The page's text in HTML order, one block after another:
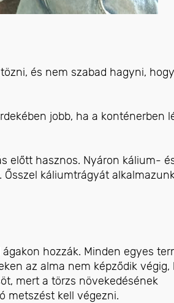
és nem szabad hagyni, hogy
jobb, ha a konténerben
előtt hasznos. Nyáron kálium-
káliumtrágyát
hozzák. Minden egyes
az alma nem képződik végig,
mert a törzs növekedésének
metszést kell végezni.